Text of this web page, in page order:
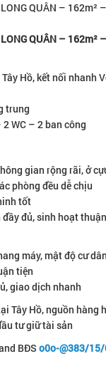
QUÂN – 162m²
QUÂN – 162m²
Hồ, kết nối nhanh
trung
WC – 2 ban công
gian rộng rãi, ở
phòng đều dễ chịu
tốt
đủ, sinh hoạt
máy, mật độ cư
tiện
giao dịch nhanh
Tây Hồ, nguồn hàng
tư giữ tài sản
BĐS o0o-@383/